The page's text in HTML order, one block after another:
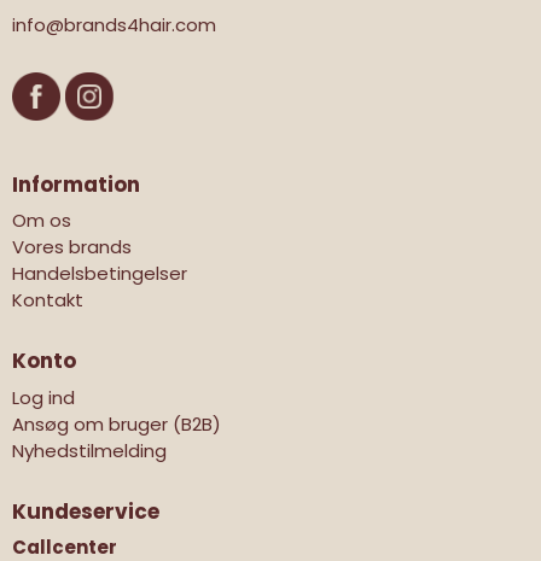
info@brands4hair.com
Information
Om os
Vores brands
Handelsbetingelser
Kontakt
Konto
Log ind
Ansøg om bruger (B2B)
Nyhedstilmelding
Kundeservice
Callcenter